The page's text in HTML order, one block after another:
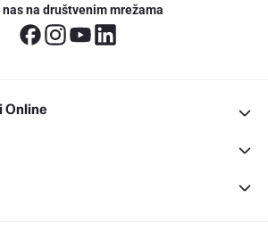
na društvenim mrežama
Online